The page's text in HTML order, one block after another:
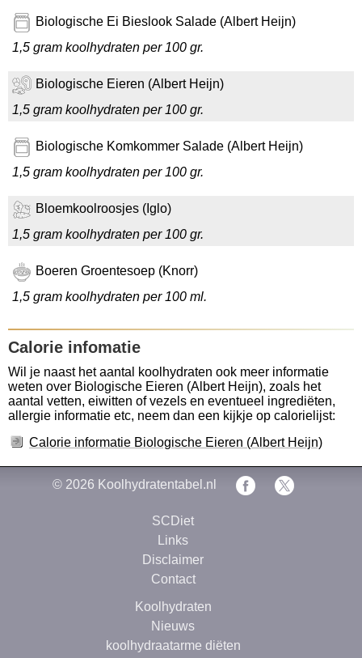
Biologische Ei Bieslook Salade (Albert Heijn)
1,5 gram koolhydraten per 100 gr.
Biologische Eieren (Albert Heijn)
1,5 gram koolhydraten per 100 gr.
Biologische Komkommer Salade (Albert Heijn)
1,5 gram koolhydraten per 100 gr.
Bloemkoolroosjes (Iglo)
1,5 gram koolhydraten per 100 gr.
Boeren Groentesoep (Knorr)
1,5 gram koolhydraten per 100 ml.
Calorie infomatie
Wil je naast het aantal koolhydraten ook meer informatie
weten over Biologische Eieren (Albert Heijn), zoals het
aantal vetten, eiwitten of vezels en eventueel ingrediëten,
allergie informatie etc, neem dan een kijkje op calorielijst:
Calorie informatie Biologische Eieren (Albert Heijn)
© 2026 Koolhydratentabel.nl
SCDiet
Links
Disclaimer
Contact
Koolhydraten
Nieuws
koolhydraatarme diëten